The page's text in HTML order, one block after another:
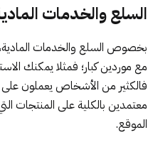
السلع والخدمات
بخصوص السلع والخدمات
مع موردين كبار؛ فمثلا يمكنك
فالكثير من الأشخاص يعملون على
معتمدين بالكلية على المنتجات
الموقع.